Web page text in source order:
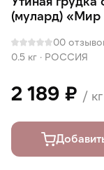
(мулард) «Мир
00
0.5 кг · РОССИЯ
2 189 ₽ / кг